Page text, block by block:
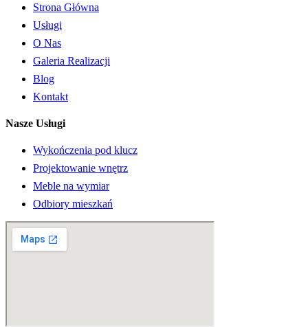
Strona Główna
Usługi
O Nas
Galeria Realizacji
Blog
Kontakt
Nasze Usługi
Wykończenia pod klucz
Projektowanie wnętrz
Meble na wymiar
Odbiory mieszkań